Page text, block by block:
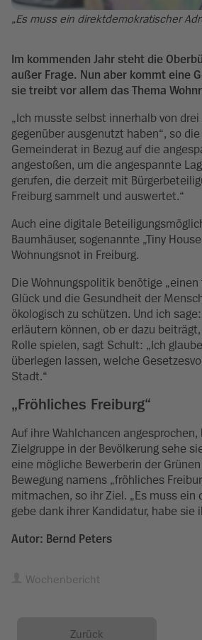
„Es muss ein direktdemokratischer
Im kommenden Jahr steht die
außer Frage. Nun aber kommt eine
sie treibt vor allem das Thema
„Ich musste selbst innerhalb von
gegenüber ausgenutzt haben“, so
Gemeinderat in Bezug auf die
angestoßen, um die angespannte
gerufen, die derzeit mit
Freiburg sammelt und auswertet.“
Auch eine digitale
Baumhäuser, sogenannte „Tiny
Wohnungsnot in Freiburg.
Die Wohnungspolitik benötige
Glück und die Gesundheit der
ökologisch zu schützen. Und ich
erläutern können, ob er dazu
Rolle spielen, sagt Schult: „Ich
überlegen lassen, welche
Stadt.“
„Fröhliches Freiburg“
Auf ihre Wahlchancen
Zielgruppe in der Bevölkerung sehe
eine mögliche Bewerberin der
Bewegung namens „fröhliches
mitmachen, so ihr Ziel. „Es muss ein
gebe dank ihrer Kandidatur, habe sie
Autor: Bernd Peters
Wochenbericht
Zurück